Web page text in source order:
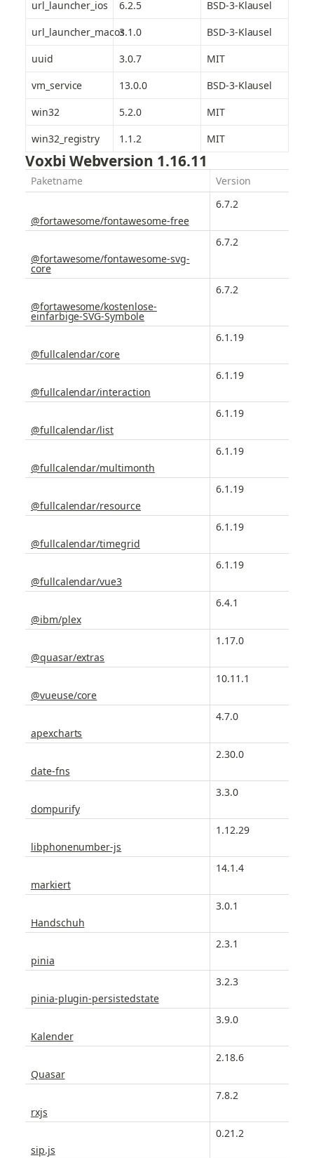
url_launcher_ios 6.2.5
BSD-3-Klausel
url_launcher_macos3.1.0
BSD-3-Klausel
uuid
3.0.7
MIT
vm_service
13.0.0
BSD-3-Klausel
win32
5.2.0
MIT
win32_registry
1.1.2 MIT
Voxbi Webversion 1.16.11
Paketname Version
@fortawesome/fontawesome-free
6.7.2
@fortawesome/fontawesome-svg-
core
6.7.2
@fortawesome/kostenlose-
einfarbige-SVG-Symbole
6.7.2
@fullcalendar/core
6.1.19
@fullcalendar/interaction
6.1.19
@fullcalendar/list
6.1.19
@fullcalendar/multimonth
6.1.19
@fullcalendar/resource
6.1.19
@fullcalendar/timegrid
6.1.19
@fullcalendar/vue3
6.1.19
@ibm/plex
6.4.1
@quasar/extras
1.17.0
@vueuse/core
10.11.1
apexcharts
4.7.0
date-fns
2.30.0
dompurify
3.3.0
libphonenumber-js
1.12.29
markiert
14.1.4
Handschuh
3.0.1
pinia
2.3.1
pinia-plugin-persistedstate
3.2.3
Kalender
3.9.0
Quasar
2.18.6
rxjs
7.8.2
sip.js
0.21.2